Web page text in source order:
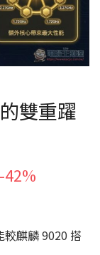
雙重躍
42%
較麒麟 9020 搭